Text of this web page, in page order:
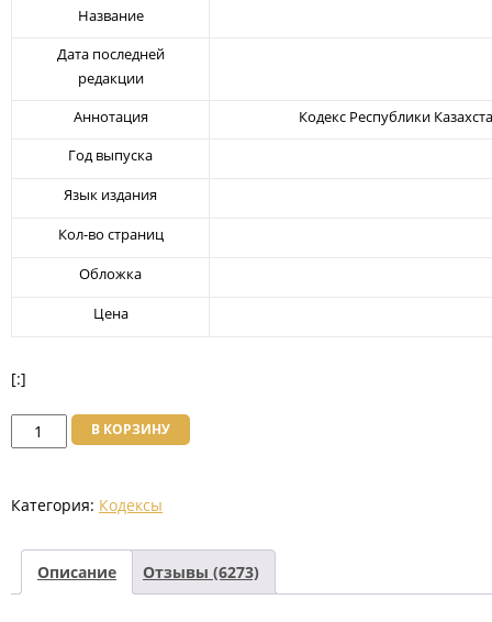
Название
Дата последней
редакции
Аннотация Кодекс Республики
Год выпуска
Язык издания
Кол-во страниц
Обложка
Цена
[:]
Количество
товара
Народа
Здравоохранения
В КОРЗИНУ
Категория: Кодексы
Описание Отзывы (6273)